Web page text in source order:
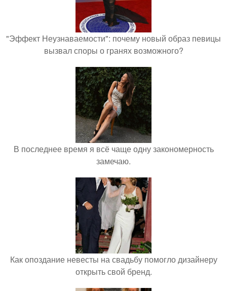
"Эффект Неузнаваемости": почему новый образ певицы
вызвал споры о гранях возможного?
В последнее время я всё чаще одну закономерность
замечаю.
Как опоздание невесты на свадьбу помогло дизайнеру
открыть свой бренд.